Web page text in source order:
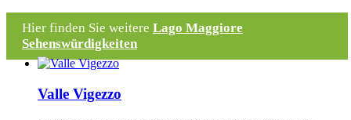
Hier finden Sie weitere Lago Maggiore
Sehenswürdigkeiten
Valle Vigezzo